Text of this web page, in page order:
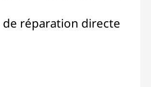
de réparation directe